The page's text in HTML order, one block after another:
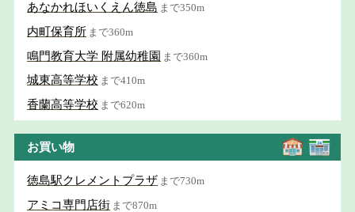
あなかれほいくえん徳島 まで350m
内町保育所 まで360m
鳴門教育大学 附属幼稚園 まで360m
城東高等学校 まで410m
香蘭高等学校 まで620m
お買い物
徳島駅クレメントプラザ まで730m
アミコ専門店街 まで870m